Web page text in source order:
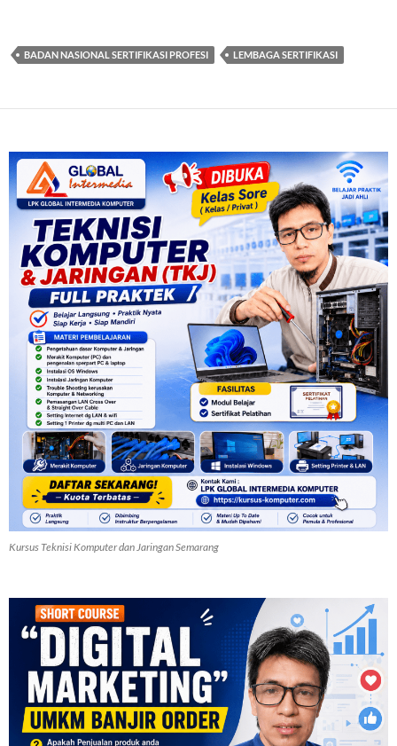
BADAN NASIONAL SERTIFIKASI PROFESI LEMBAGA SERTIFIKASI
Kursus Teknisi Komputer dan Jaringan Semarang